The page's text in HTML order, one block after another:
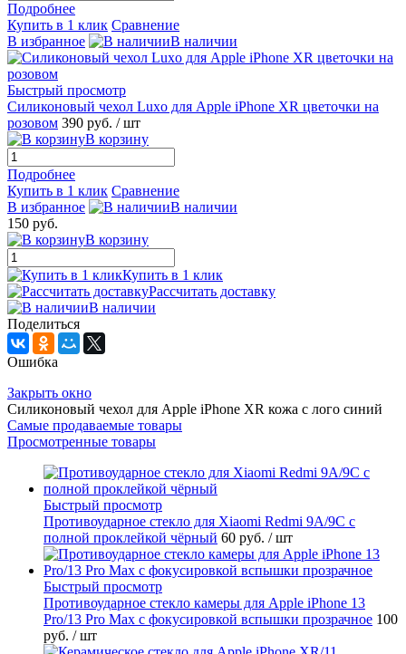
Подробнее
Купить в 1 клик Сравнение
В избранное
В наличии
Быстрый просмотр
Силиконовый чехол Luxo для Apple iPhone XR цветочки на
розовом 390 руб. / шт
В корзину
Подробнее
Купить в 1 клик Сравнение
В избранное
В наличии
150 руб.
В корзину
Купить в 1 клик
Рассчитать доставку
В наличии
Поделиться
Ошибка
Закрыть окно
Силиконовый чехол для Apple iPhone XR кожа с лого синий
Самые продаваемые товары
Просмотренные товары
Быстрый просмотр
Противоударное стекло для Xiaomi Redmi 9A/9C с
полной проклейкой чёрный 60 руб. / шт
Быстрый просмотр
Противоударное стекло камеры для Apple iPhone 13
Pro/13 Pro Max с фокусировкой вспышки прозрачное 100
руб. / шт